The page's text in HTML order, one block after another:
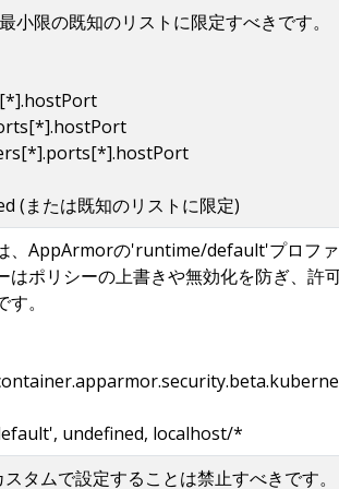
限の既知のリストに限定すべきです。
(または既知のリストに限定)
、AppArmorの'runtime/default'プロフ
はポリシーの上書きや無効化を防ぎ、許
。
undefined, localhost/*
タムで設定することは禁止すべきです。